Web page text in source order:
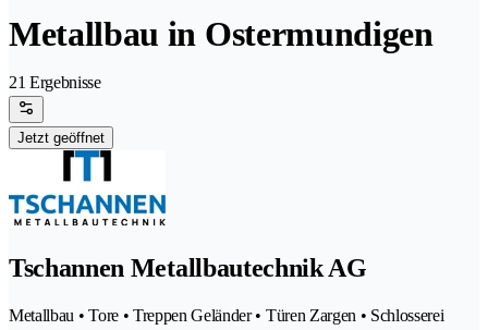
Metallbau in Ostermundigen
21 Ergebnisse
Jetzt geöffnet
Tschannen Metallbautechnik AG
Metallbau • Tore • Treppen Geländer • Türen Zargen • Schlosserei